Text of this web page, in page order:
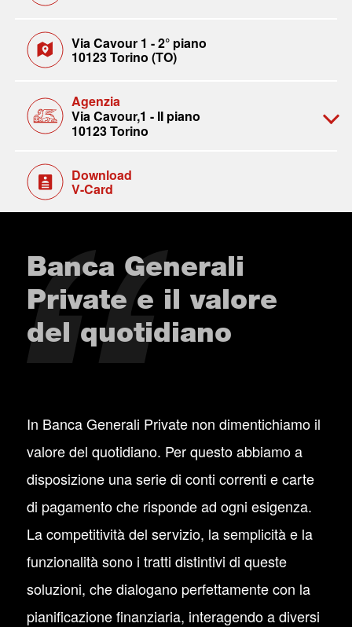
Via Cavour 1 - 2° piano
10123 Torino (TO)
Agenzia
Via Cavour,1 - II piano
10123 Torino
Download
V-Card
Banca Generali
Private e il valore
del quotidiano
In Banca Generali Private non dimentichiamo il
valore del quotidiano. Per questo abbiamo a
disposizione una serie di conti correnti e carte
di pagamento che risponde ad ogni esigenza.
La competitività del servizio, la semplicità e la
funzionalità sono i tratti distintivi di queste
soluzioni, che dialogano perfettamente con la
pianificazione finanziaria, interagendo a diversi